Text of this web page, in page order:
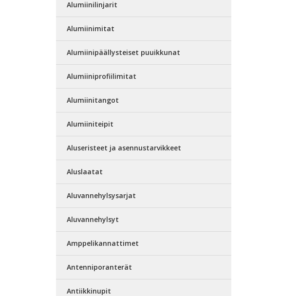
Alumiinilinjarit
Alumiinimitat
Alumiinipäällysteiset puuikkunat
Alumiiniprofiilimitat
Alumiinitangot
Alumiiniteipit
Aluseristeet ja asennustarvikkeet
Aluslaatat
Aluvannehylsysarjat
Aluvannehylsyt
Amppelikannattimet
Antenniporanterät
Antiikkinupit